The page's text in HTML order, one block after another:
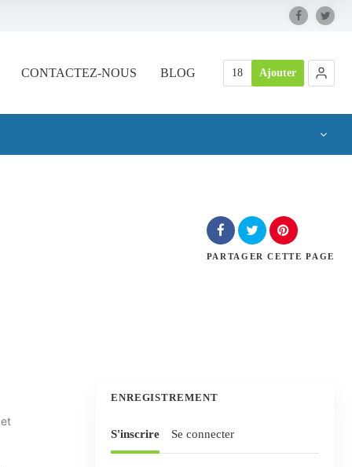
CONTACTEZ-NOUS BLOG 18 Ajouter
PARTAGER CETTE PAGE
ENREGISTREMENT
S'inscrire Se connecter